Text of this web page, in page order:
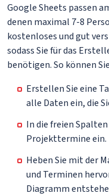
Google Sheets passen
denen maximal 7-8
kostenloses und gut
sodass Sie für das
benötigen. So können
Erstellen Sie eine
alle Daten ein, die
In die freien
Projekttermine ein.
Heben Sie mit der
und Terminen
Diagramm